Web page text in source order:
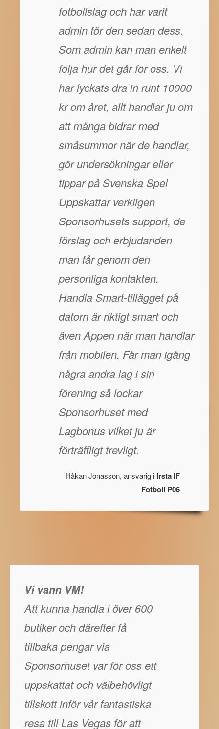
fotbollslag och har varit
admin för den sedan dess.
Som admin kan man enkelt
följa hur det går för oss. Vi
har lyckats dra in runt 10000
kr om året, allt handlar ju om
att många bidrar med
småsummor när de handlar,
gör undersökningar eller
tippar på Svenska Spel
Uppskattar verkligen
Sponsorhusets support, de
förslag och erbjudanden
man får genom den
personliga kontakten.
Handla Smart-tillägget på
datorn är riktigt smart och
även Appen när man handlar
från mobilen. Får man igång
några andra lag i sin
förening så lockar
Sponsorhuset med
Lagbonus vilket ju är
förträffligt trevligt.
Håkan Jonasson, ansvarig i Irsta IF
Fotboll P06
Vi vann VM!
Att kunna handla i över 600
butiker och därefter få
tillbaka pengar via
Sponsorhuset var för oss ett
uppskattat och välbehövligt
tillskott inför vår fantastiska
resa till Las Vegas för att